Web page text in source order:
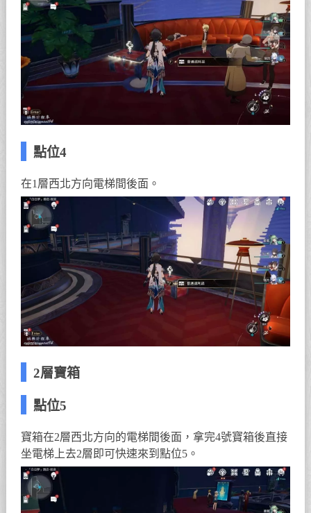
點位4
在1層西北方向電梯間後面。
2層寶箱
點位5
寶箱在2層西北方向的電梯間後面，拿完4號寶箱後直接
坐電梯上去2層即可快速來到點位5。